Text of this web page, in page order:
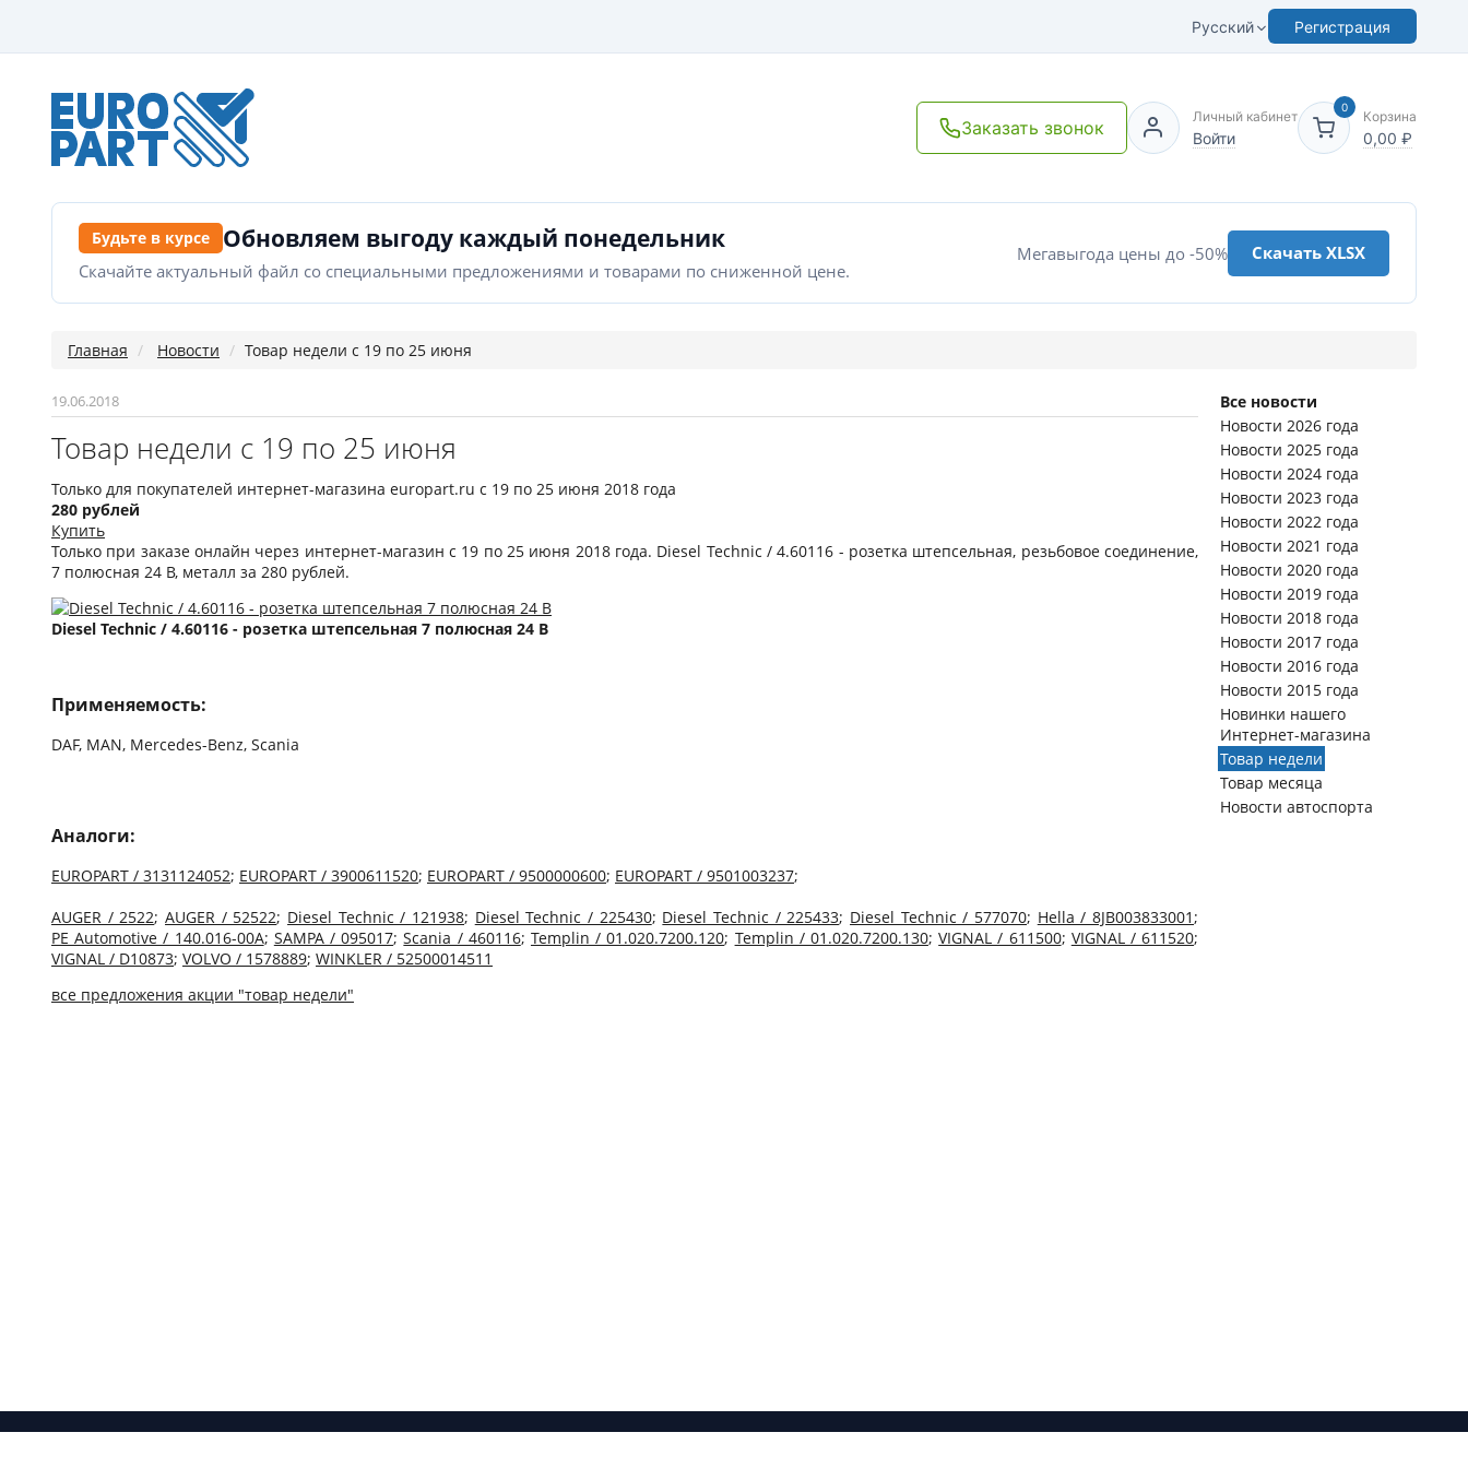
Русский Регистрация
Заказать звонок
Личный кабинет
Войти
0
Корзина
0,00 ₽
Будьте в курсе Обновляем выгоду каждый понедельник
Скачайте актуальный файл со специальными предложениями и товарами по сниженной цене.
Мегавыгода цены до -50% Скачать XLSX
Главная Новости Товар недели с 19 по 25 июня
Все новости
Новости 2026 года
Новости 2025 года
Новости 2024 года
Новости 2023 года
Новости 2022 года
Новости 2021 года
Новости 2020 года
Новости 2019 года
Новости 2018 года
Новости 2017 года
Новости 2016 года
Новости 2015 года
Новинки нашего
Интернет-магазина
Товар недели
Товар месяца
Новости автоспорта
19.06.2018
Товар недели с 19 по 25 июня
Только для покупателей интернет-магазина europart.ru c 19 по 25 июня 2018 года
280 рублей
Купить
Только при заказе онлайн через интернет-магазин c 19 по 25 июня 2018 года. Diesel Technic / 4.60116 - розетка штепсельная, резьбовое соединение,
7 полюсная 24 В, металл за 280 рублей.
Diesel Technic / 4.60116 - розетка штепсельная 7 полюсная 24 В
Применяемость:
DAF, MAN, Mercedes-Benz, Scania
Аналоги:
EUROPART / 3131124052; EUROPART / 3900611520; EUROPART / 9500000600; EUROPART / 9501003237;
AUGER / 2522;AUGER / 52522; Diesel Technic / 121938; Diesel Technic / 225430; Diesel Technic / 225433; Diesel Technic / 577070; Hella / 8JB003833001;
PE Automotive / 140.016-00A; SAMPA / 095017;Scania / 460116; Templin / 01.020.7200.120; Templin / 01.020.7200.130;VIGNAL / 611500; VIGNAL / 611520;
VIGNAL / D10873; VOLVO / 1578889; WINKLER / 52500014511
все предложения акции "товар недели"